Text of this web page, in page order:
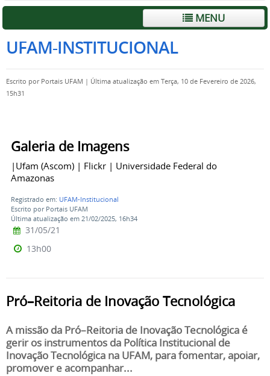
MENU
UFAM-INSTITUCIONAL
Escrito por Portais UFAM | Última atualização em Terça, 10 de Fevereiro de 2026,
15h31
Galeria de Imagens
|Ufam (Ascom) | Flickr | Universidade Federal do
Amazonas
Registrado em: UFAM-Institucional
Escrito por Portais UFAM
Última atualização em 21/02/2025, 16h34
31/05/21
13h00
Pró–Reitoria de Inovação Tecnológica
A missão da Pró–Reitoria de Inovação Tecnológica é
gerir os instrumentos da Política Institucional de
Inovação Tecnológica na UFAM, para fomentar, apoiar,
promover e acompanhar...